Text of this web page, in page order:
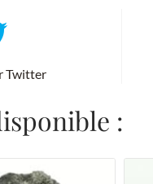
Twitter
: